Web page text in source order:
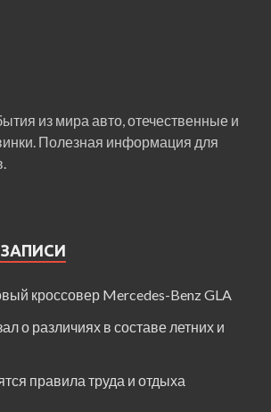
из мира авто, отечественные и
Полезная информация для
кроссовер Mercedes-Benz GLA
о различиях в составе летних и
правила труда и отдыха